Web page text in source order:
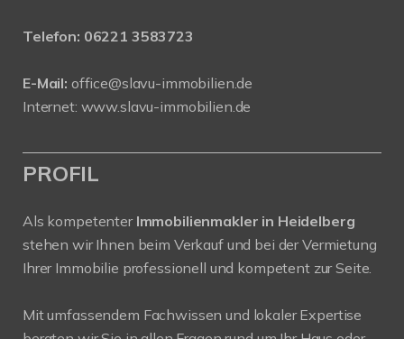
Telefon: 06221 3583723
E-Mail: office@slavu-immobilien.de
Internet: www.slavu-immobilien.de
PROFIL
Als kompetenter Immobilienmakler in Heidelberg
stehen wir Ihnen beim Verkauf und bei der Vermietung
Ihrer Immobilie professionell und kompetent zur Seite.
Mit umfassendem Fachwissen und lokaler Expertise